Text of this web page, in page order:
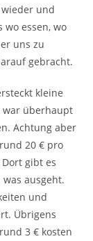
wieder und
wo essen, wo
uns zu
gebracht.
kleine
war überhaupt
Achtung aber
20 € pro
gibt es
ausgeht.
und
Übrigens
3 € kosten